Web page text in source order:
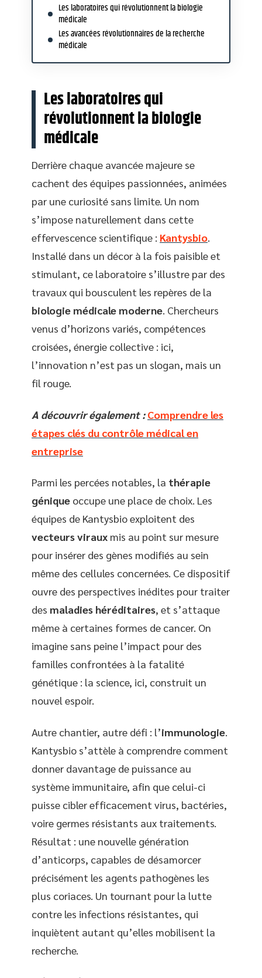
Les laboratoires qui révolutionnent la biologie
médicale
Les avancées révolutionnaires de la recherche
médicale
Les laboratoires qui
révolutionnent la biologie
médicale
Derrière chaque avancée majeure se
cachent des équipes passionnées, animées
par une curiosité sans limite. Un nom
s’impose naturellement dans cette
effervescence scientifique : Kantysbio.
Installé dans un décor à la fois paisible et
stimulant, ce laboratoire s’illustre par des
travaux qui bousculent les repères de la
biologie médicale moderne. Chercheurs
venus d’horizons variés, compétences
croisées, énergie collective : ici,
l’innovation n’est pas un slogan, mais un
fil rouge.
A découvrir également : Comprendre les
étapes clés du contrôle médical en
entreprise
Parmi les percées notables, la thérapie
génique occupe une place de choix. Les
équipes de Kantysbio exploitent des
vecteurs viraux mis au point sur mesure
pour insérer des gènes modifiés au sein
même des cellules concernées. Ce dispositif
ouvre des perspectives inédites pour traiter
des maladies héréditaires, et s’attaque
même à certaines formes de cancer. On
imagine sans peine l’impact pour des
familles confrontées à la fatalité
génétique : la science, ici, construit un
nouvel espoir.
Autre chantier, autre défi : l’immunologie
Kantysbio s’attèle à comprendre comment
donner davantage de puissance au
système immunitaire, afin que celui-ci
puisse cibler efficacement virus, bactéries,
voire germes résistants aux traitements.
Résultat : une nouvelle génération
d’anticorps, capables de désamorcer
précisément les agents pathogènes les
plus coriaces. Un tournant pour la lutte
contre les infections résistantes, qui
inquiètent autant qu’elles mobilisent la
recherche.